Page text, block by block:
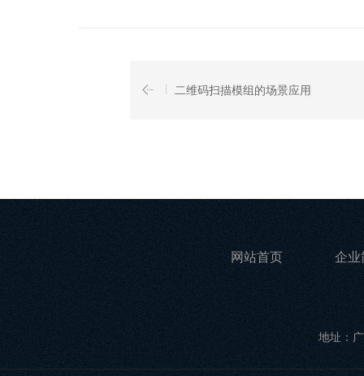
二维码扫描模组的场景应用
网站首页 企业
地址：